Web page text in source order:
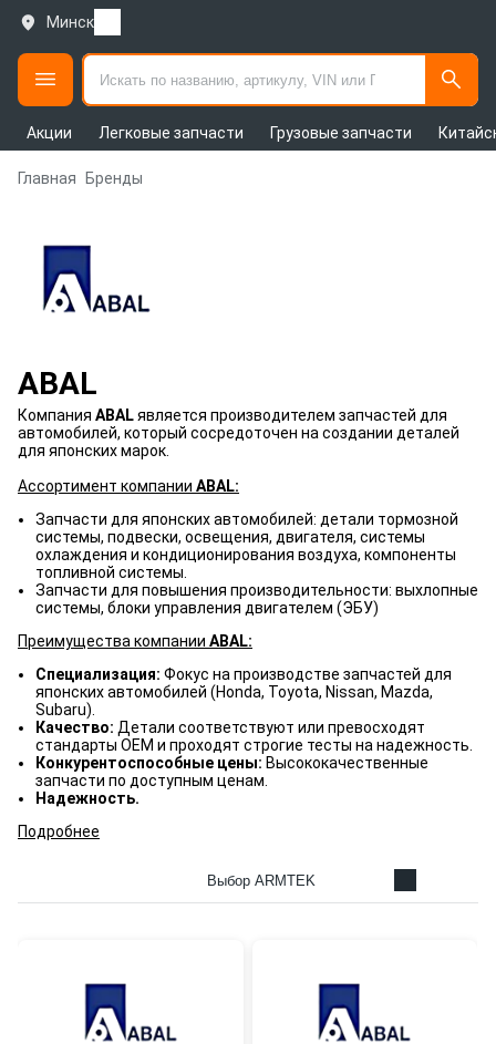
Минск
Акции Легковые запчасти Грузовые запчасти
Главная Бренды
ABAL
Компания ABALявляется производителем запчастей для
автомобилей, который сосредоточен на создании деталей
для японских марок.
Ассортимент компании ABAL:
Запчасти для японских автомобилей: детали тормозной
системы, подвески, освещения, двигателя, системы
охлаждения и кондиционирования воздуха, компоненты
топливной системы.
Запчасти для повышения производительности: выхлопные
системы, блоки управления двигателем (ЭБУ)
Преимущества компании ABAL:
Специализация: Фокус на производстве запчастей для
японских автомобилей (Honda, Toyota, Nissan, Mazda,
Subaru).
Качество: Детали соответствуют или превосходят
стандарты OEM и проходят строгие тесты на надежность.
Конкурентоспособные цены: Высококачественные
запчасти по доступным ценам.
Надежность.
Подробнее
Выбор ARMTEK